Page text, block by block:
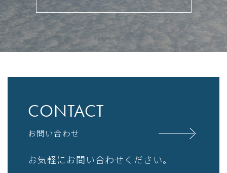
CONTACT
お問い合わせ
お気軽にお問い合わせください。